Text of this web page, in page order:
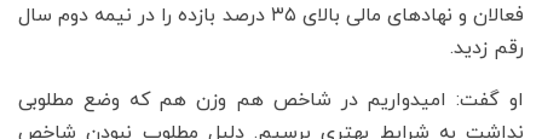
فعالان و نهادهای مالی بالای ۳۵ درصد بازده را در نیمه دوم سال
رقم زدید.
او گفت: امیدواریم در شاخص هم وزن هم که وضع مطلوبی
نداشت به شرایط بهتری برسیم. دلیل مطلوب نبودن شاخص